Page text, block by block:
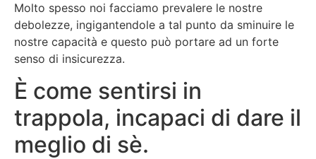
Molto spesso noi facciamo prevalere le nostre
debolezze, ingigantendole a tal punto da sminuire le
nostre capacità e questo può portare ad un forte
senso di insicurezza.
È come sentirsi in
trappola, incapaci di dare il
meglio di sè.